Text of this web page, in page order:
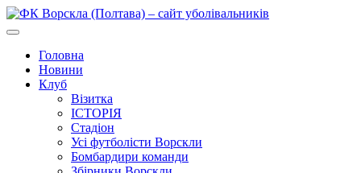
Головна
Новини
Клуб
Візитка
ІСТОРІЯ
Стадіон
Усі футболісти Ворскли
Бомбардири команди